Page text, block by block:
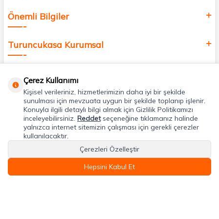
Önemli Bilgiler
Turuncukasa Kurumsal
Uygulamalarımız
Adres & İletişim
Çerez Kullanımı
Kişisel verileriniz, hizmetlerimizin daha iyi bir şekilde
sunulması için mevzuata uygun bir şekilde toplanıp işlenir.
Konuyla ilgili detaylı bilgi almak için Gizlilik Politikamızı
inceleyebilirsiniz. Reddetseçeneğine tıklamanız halinde
yalnızca internet sitemizin çalışması için gerekli çerezler
kullanılacaktır.
Çerezleri Özelleştir
Hepsini Kabul Et